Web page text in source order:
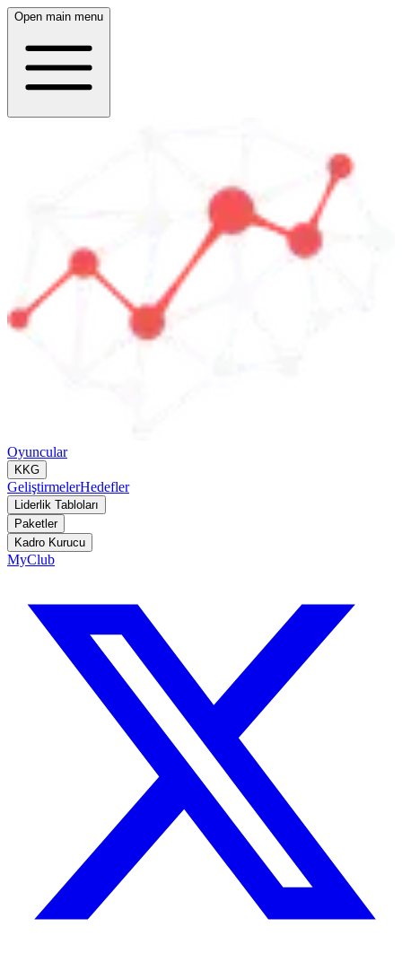
Open main menu
Oyuncular
KKG
GeliştirmelerHedefler
Liderlik Tabloları
Paketler
Kadro Kurucu
MyClub